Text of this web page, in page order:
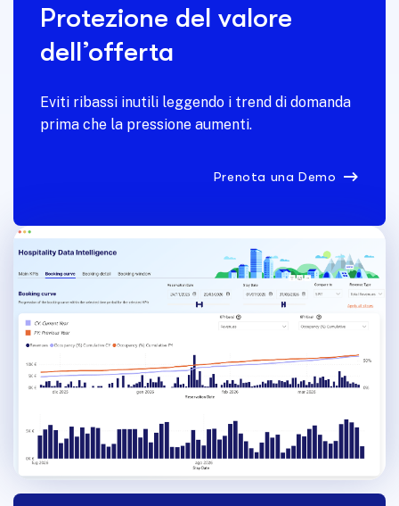
Protezione del valore
dell’offerta
Eviti ribassi inutili leggendo i trend di domanda
prima che la pressione aumenti.
Prenota una Demo